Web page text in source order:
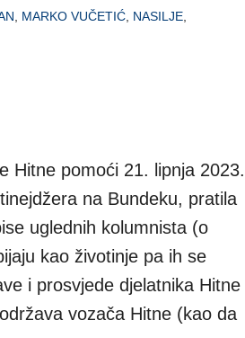
MARKO VUČETIĆ NASILJE
Hitne pomoći 21. lipnja 2023.
na Bundeku, pratila
uglednih kolumnista (o
kao životinje pa ih se
i prosvjede djelatnika Hitne
vozača Hitne (kao da